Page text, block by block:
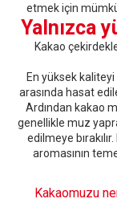
etmek için
Yalnızca
Kakao
En yüksek kaliteyi
arasında hasat
Ardından kakao
genellikle muz
edilmeye
aromasının
Kakaomuzu